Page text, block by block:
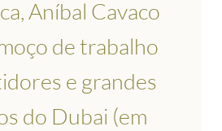
Aníbal Cavaco
de trabalho
e grandes
do Dubai (em